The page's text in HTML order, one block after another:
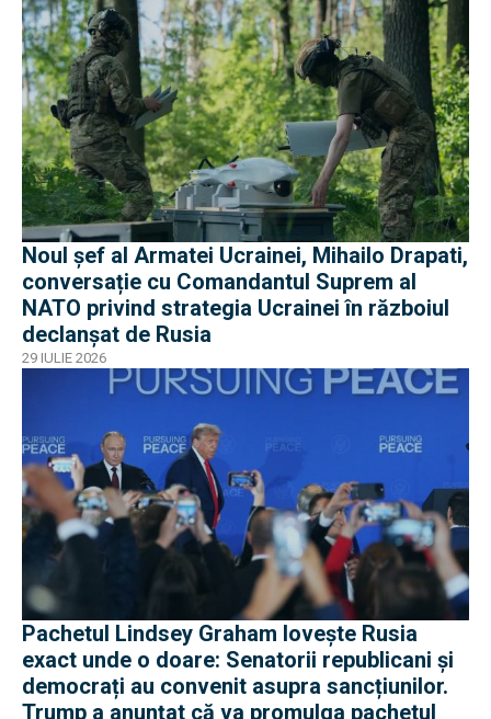
Noul șef al Armatei Ucrainei, Mihailo Drapati,
conversație cu Comandantul Suprem al
NATO privind strategia Ucrainei în războiul
declanșat de Rusia
29 IULIE 2026
Pachetul Lindsey Graham lovește Rusia
exact unde o doare: Senatorii republicani și
democrați au convenit asupra sancțiunilor.
Trump a anunțat că va promulga pachetul